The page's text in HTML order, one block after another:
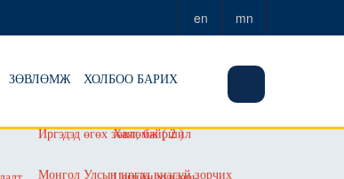
en mn
ЗӨВЛӨМЖ ХОЛБОО БАРИХ